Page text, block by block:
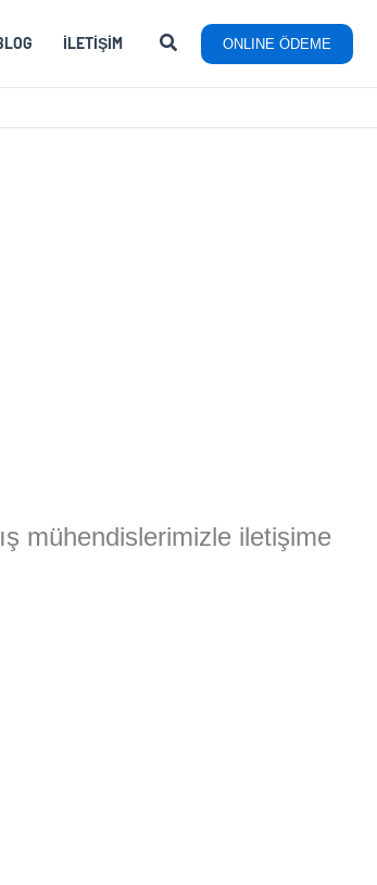
İLETIŞIM ONLINE ÖDEME
mühendislerimizle iletişime